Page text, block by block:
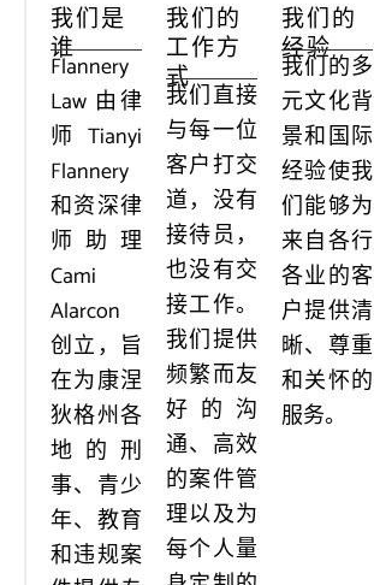
我们是
谁
Flannery
Law 由律
师 Tianyi
Flannery
和资深律
师助理
Cami
Alarcon
创立，旨
在为康涅
狄格州各
地的刑
事、青少
年、教育
和违规案
我们的
工作方
式
我们直接
与每一位
客户打交
道，没有
接待员，
也没有交
接工作。
我们提供
频繁而友
好的沟
通、高效
的案件管
理以及为
每个人量
我们的
经验
我们的多
元文化背
景和国际
经验使我
们能够为
来自各行
各业的客
户提供清
晰、尊重
和关怀的
服务。